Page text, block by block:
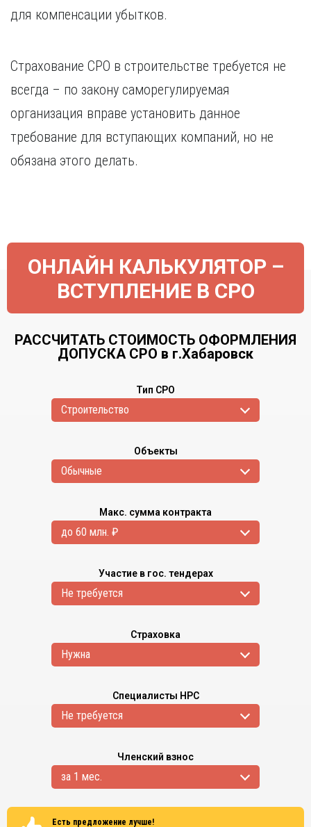
Махачкала
Н
Набережные Челны
Нижний Новгород
Нижний Тагил
Новокузнецк
Ярославль
для компенсации убытков.
Страхование СРО в строительстве требуется не
всегда – по закону саморегулируемая
организация вправе установить данное
требование для вступающих компаний, но не
обязана этого делать.
ОНЛАЙН КАЛЬКУЛЯТОР –
ВСТУПЛЕНИЕ В СРО
РАССЧИТАТЬ СТОИМОСТЬ ОФОРМЛЕНИЯ
ДОПУСКА СРО в г.Хабаровск
Тип СРО
Cтроительство
Объекты
Обычные
Макс. сумма контракта
до 60 млн. ₽
Участие в гос. тендерах
Не требуется
Страховка
Нужна
Специалисты НРС
Не требуется
Членский взнос
за 1 мес.
Есть предложение лучше!